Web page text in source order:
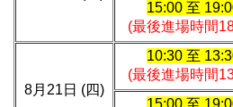
15:00 至
(最後進場時間
8月21日 (四)
10:30 至
(最後進場時間